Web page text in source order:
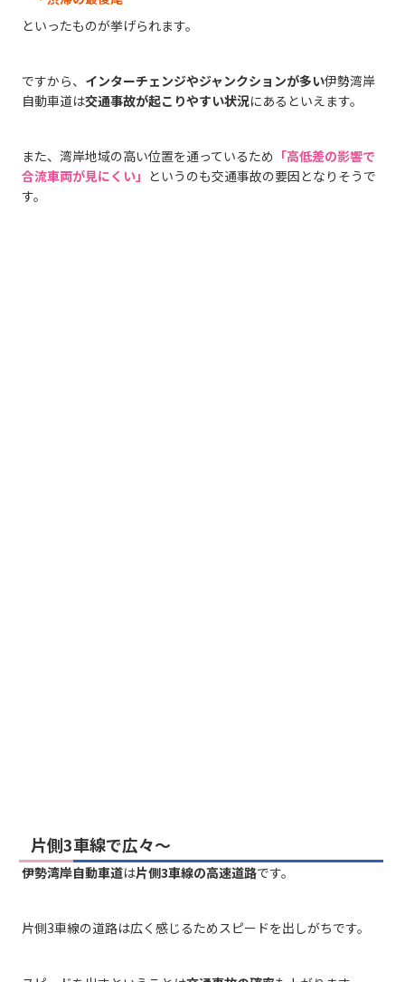
といったものが挙げられます。
ですから、 インターチェンジやジャンクションが多い伊勢湾岸
自動車道は交通事故が起こりやすい状況にあるといえます。
また、湾岸地域の高い位置を通っているため 「高低差の影響で
合流車両が見にくい」 というのも交通事故の要因となりそうで
す。
片側3車線で広々～
伊勢湾岸自動車道は片側3車線の高速道路です。
片側3車線の道路は広く感じるためスピードを出しがちです。